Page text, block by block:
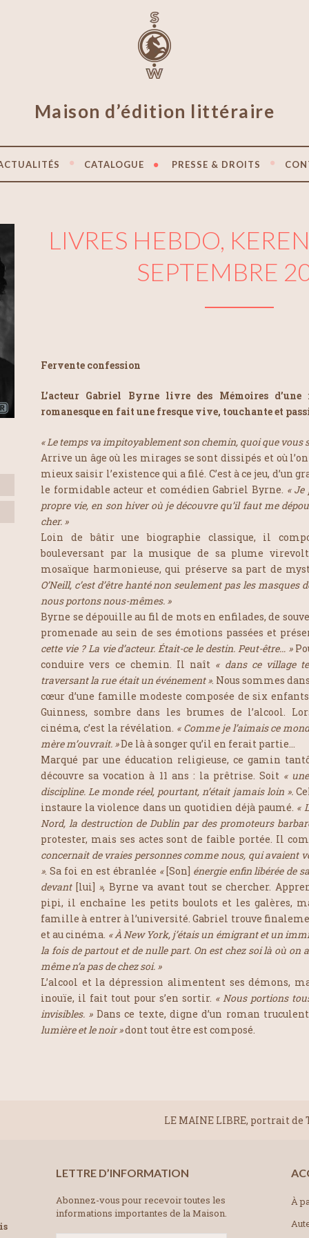
Maison d’édition littéraire
CATALOGUE PRESSE & DROITS
LIVRES HEBDO,
SEPTEMBRE
Fervente confession
L’acteur Gabriel Byrne livre des Mémoires
romanesque en fait une fresque vive, touchante et
« Le temps va impitoyablement son chemin, quoi que vous
Arrive un âge où les mirages se sont dissipés et où
mieux saisir l’existence qui a filé. C’est à ce jeu, d’un
le formidable acteur et comédien Gabriel Byrne. «
propre vie, en son hiver où je découvre qu’il faut me
cher. »
Loin de bâtir une biographie classique, il
bouleversant par la musique de sa plume
mosaïque harmonieuse, qui préserve sa part de
O’Neill, c’est d’être hanté non seulement pas les masques
nous portons nous-mêmes. »
Byrne se dépouille au fil de mots en enfilades, de
promenade au sein de ses émotions passées et
cette vie ? La vie d’acteur. Était-ce le destin. Peut-être… »
conduire vers ce chemin. Il naît « dans ce village
traversant la rue était un événement ». Nous sommes
cœur d’une famille modeste composée de six
Guinness, sombre dans les brumes de l’alcool.
cinéma, c’est la révélation. « Comme je l’aimais ce
mère m’ouvrait. »De là à songer qu’il en ferait partie…
Marqué par une éducation religieuse, ce gamin
découvre sa vocation à 11 ans : la prêtrise. Soit «
discipline. Le monde réel, pourtant, n’était jamais loin ».
instaure la violence dans un quotidien déjà paumé. «
Nord, la destruction de Dublin par des promoteurs
protester, mais ses actes sont de faible portée. Il
concernait de vraies personnes comme nous, qui avaient
». Sa foi en est ébranlée « [Son] énergie enfin libérée de
devant [lui] », Byrne va avant tout se chercher.
pipi, il enchaîne les petits boulots et les galères,
famille à entrer à l’université. Gabriel trouve
et au cinéma. «À New York, j’étais un émigrant et un
la fois de partout et de nulle part. On est chez soi là où
même n’a pas de chez soi. »
L’alcool et la dépression alimentent ses démons,
inouïe, il fait tout pour s’en sortir. «Nous portions
invisibles. » Dans ce texte, digne d’un roman
lumière et le noir »dont tout être est composé.
LE MAINE LIBRE, portrait de
LETTRE D’INFORMATION
Abonnez-vous pour recevoir toutes les
informations importantes de la Maison.
À